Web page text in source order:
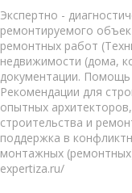
Экспертно -
ремонтируемого
ремонтных работ
недвижимости (дома,
документации. Помощь
Рекомендации для
опытных
строительства и
поддержка в
монтажных
expertiza.ru/